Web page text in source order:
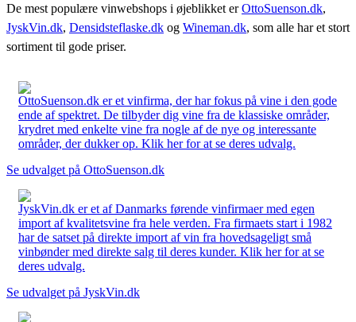
De mest populære vinwebshops i øjeblikket erOttoSuenson.dk,
JyskVin.dk, Densidsteflaske.dk og Wineman.dk, som alle har et stort
sortiment til gode priser.
OttoSuenson.dk er et vinfirma, der har fokus på vine i den gode
ende af spektret. De tilbyder dig vine fra de klassiske områder,
krydret med enkelte vine fra nogle af de nye og interessante
områder, der dukker op. Klik her for at se deres udvalg.
Se udvalget på OttoSuenson.dk
JyskVin.dk er et af Danmarks førende vinfirmaer med egen
import af kvalitetsvine fra hele verden. Fra firmaets start i 1982
har de satset på direkte import af vin fra hovedsageligt små
vinbønder med direkte salg til deres kunder. Klik her for at se
deres udvalg.
Se udvalget på JyskVin.dk